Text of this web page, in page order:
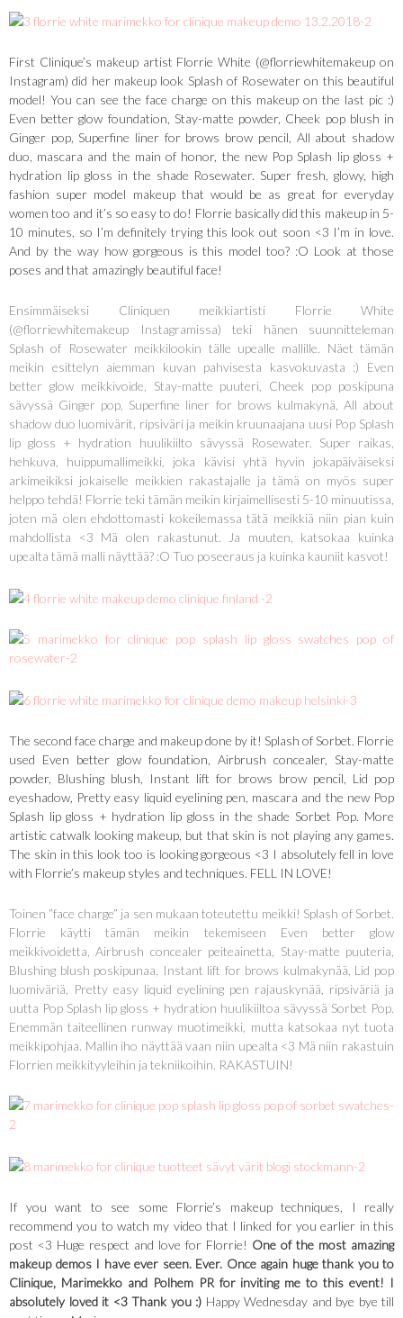
First Clinique’s makeup artist Florrie White (@florriewhitemakeup on
Instagram) did her makeup look Splash of Rosewater on this beautiful
model! You can see the face charge on this makeup on the last pic :)
Even better glow foundation, Stay-matte powder, Cheek pop blush in
Ginger pop, Superfine liner for brows brow pencil, All about shadow
duo, mascara and the main of honor, the new Pop Splash lip gloss +
hydration lip gloss in the shade Rosewater. Super fresh, glowy, high
fashion super model makeup that would be as great for everyday
women too and it’s so easy to do! Florrie basically did this makeup in 5-
10 minutes, so I’m definitely trying this look out soon <3 I’m in love.
And by the way how gorgeous is this model too? :O Look at those
poses and that amazingly beautiful face!
Ensimmäiseksi Cliniquen meikkiartisti Florrie White
(@florriewhitemakeup Instagramissa) teki hänen suunnitteleman
Splash of Rosewater meikkilookin tälle upealle mallille. Näet tämän
meikin esittelyn aiemman kuvan pahvisesta kasvokuvasta :) Even
better glow meikkivoide, Stay-matte puuteri, Cheek pop poskipuna
sävyssä Ginger pop, Superfine liner for brows kulmakynä, All about
shadow duo luomivärit, ripsiväri ja meikin kruunaajana uusi Pop Splash
lip gloss + hydration huulikiilto sävyssä Rosewater. Super raikas,
hehkuva, huippumallimeikki, joka kävisi yhtä hyvin jokapäiväiseksi
arkimeikiksi jokaiselle meikkien rakastajalle ja tämä on myös super
helppo tehdä! Florrie teki tämän meikin kirjaimellisesti 5-10 minuutissa,
joten mä olen ehdottomasti kokeilemassa tätä meikkiä niin pian kuin
mahdollista <3 Mä olen rakastunut. Ja muuten, katsokaa kuinka
upealta tämä malli näyttää? :O Tuo poseeraus ja kuinka kauniit kasvot!
The second face charge and makeup done by it! Splash of Sorbet. Florrie
used Even better glow foundation, Airbrush concealer, Stay-matte
powder, Blushing blush, Instant lift for brows brow pencil, Lid pop
eyeshadow, Pretty easy liquid eyelining pen, mascara and the new Pop
Splash lip gloss + hydration lip gloss in the shade Sorbet Pop. More
artistic catwalk looking makeup, but that skin is not playing any games.
The skin in this look too is looking gorgeous <3 I absolutely fell in love
with Florrie’s makeup styles and techniques. FELL IN LOVE!
Toinen ”face charge” ja sen mukaan toteutettu meikki! Splash of Sorbet.
Florrie käytti tämän meikin tekemiseen Even better glow
meikkivoidetta, Airbrush concealer peiteainetta, Stay-matte puuteria,
Blushing blush poskipunaa, Instant lift for brows kulmakynää, Lid pop
luomiväriä, Pretty easy liquid eyelining pen rajauskynää, ripsiväriä ja
uutta Pop Splash lip gloss + hydration huulikiiltoa sävyssä Sorbet Pop.
Enemmän taiteellinen runway muotimeikki, mutta katsokaa nyt tuota
meikkipohjaa. Mallin iho näyttää vaan niin upealta <3 Mä niin rakastuin
Florrien meikkityyleihin ja tekniikoihin. RAKASTUIN!
If you want to see some Florrie’s makeup techniques, I really
recommend you to watch my video that I linked for you earlier in this
post <3 Huge respect and love for Florrie! One of the most amazing
makeup demos I have ever seen. Ever. Once again huge thank you to
Clinique, Marimekko and Polhem PR for inviting me to this event! I
absolutely loved it <3 Thank you :) Happy Wednesday and bye bye till